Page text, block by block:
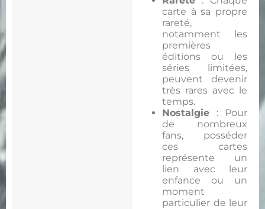
carte à sa propre
rareté,
notamment les
premières
éditions ou les
séries limitées,
peuvent devenir
très rares avec le
temps.
Nostalgie : Pour
de nombreux
fans, posséder
ces cartes
représente un
lien avec leur
enfance ou un
moment
particulier de leur